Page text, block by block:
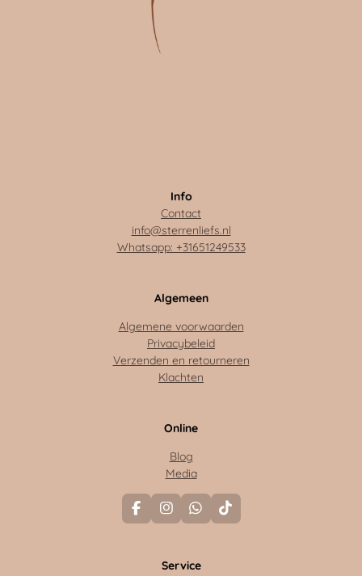
Info
Contact
info@sterrenliefs.nl
Whatsapp: +31651249533
Algemeen
Algemene voorwaarden
Privacybeleid
Verzenden en retourneren
Klachten
Online
Blog
Media
F
a
I
n
a
W
h
s
T
i
Service